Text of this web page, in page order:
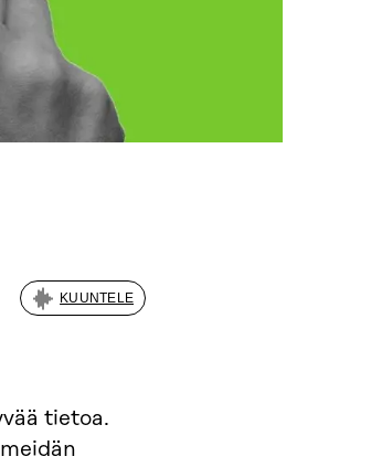
KUUNTELE
tietoa.